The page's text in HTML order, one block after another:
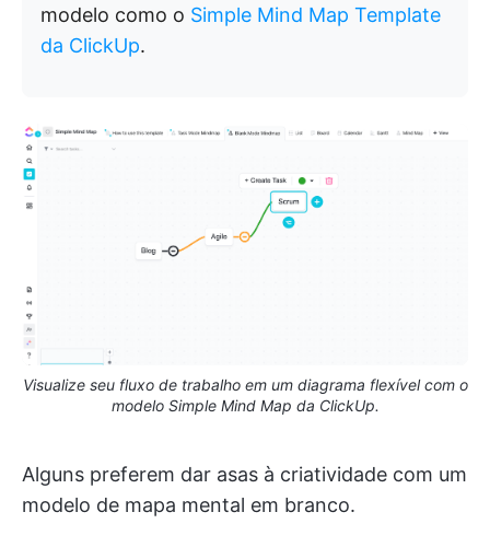
modelo como o Simple Mind Map Template
da ClickUp.
Visualize seu fluxo de trabalho em um diagrama flexível com o
modelo Simple Mind Map da ClickUp.
Alguns preferem dar asas à criatividade com um
modelo de mapa mental em branco.